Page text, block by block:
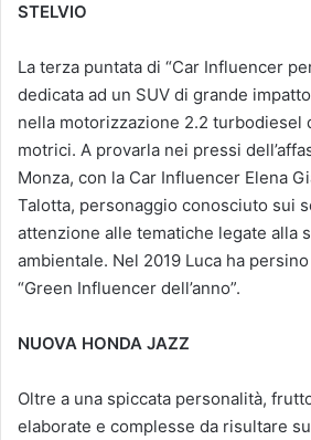
STELVIO
La terza puntata di “Car Influencer
dedicata ad un SUV di grande
nella motorizzazione 2.2 turbodiesel
motrici. A provarla nei pressi
Monza, con la Car Influencer Elena
Talotta, personaggio conosciuto sui
attenzione alle tematiche legate alla
ambientale. Nel 2019 Luca ha
“Green Influencer dell’anno”.
NUOVA HONDA JAZZ
Oltre a una spiccata personalità,
elaborate e complesse da risultare